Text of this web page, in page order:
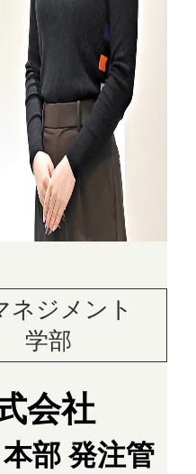
ネジメント
学部
会社
部 発注管